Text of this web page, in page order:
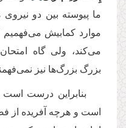
ما پیوسته بین دو
موارد کمابیش
می‌کند، ولی گاه
بزرگ بزرگ‌ها نیز
بنابراین درست
است و هرچه آفریده از